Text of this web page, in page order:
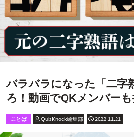
バラバラになった「二字
ろ！動画でQKメンバーも
ことば QuizKnock編集部 2022.11.21